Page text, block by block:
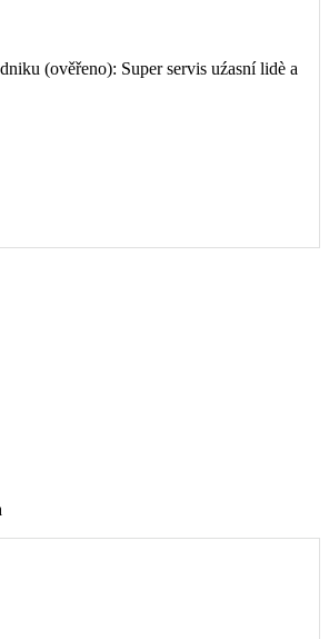
(ověřeno): Super servis uźasní lidè a